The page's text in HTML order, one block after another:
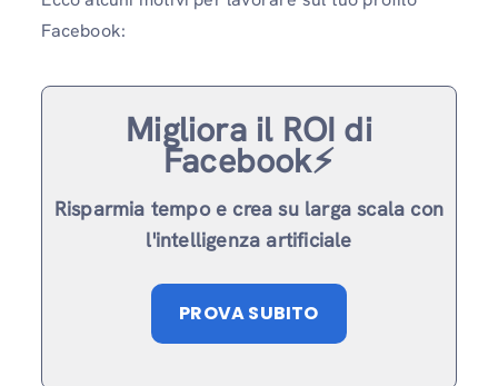
Facebook:
Migliora il ROI di
Facebook⚡️
Risparmia tempo e crea su larga scala con
l'intelligenza artificiale
PROVA SUBITO